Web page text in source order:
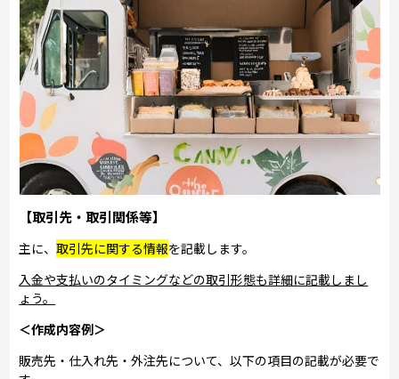
【取引先・取引関係等】
主に、取引先に関する情報を記載します。
入金や支払いのタイミングなどの取引形態も詳細に記載しまし
ょう。
＜作成内容例＞
販売先・仕入れ先・外注先について、以下の項目の記載が必要で